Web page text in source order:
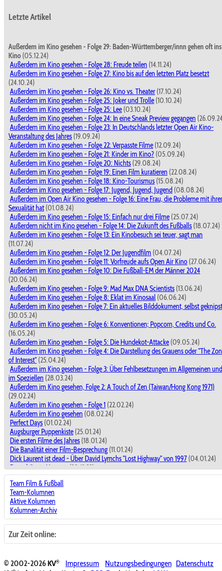
Letzte Artikel
Außerdem im Kino gesehen - Folge 29: Baden-Württemberger/innn gehen oft ins
Kino (05.12.24)
Außerdem im Kino gesehen - Folge 28: Freude teilen (14.11.24)
Außerdem im Kino gesehen - Folge 27: Kino bis auf den letzten Platz besetzt
(24.10.24)
Außerdem im Kino gesehen - Folge 26: Kino vs. Theater (17.10.24)
Außerdem im Kino gesehen - Folge 25: Joker und Trolle (10.10.24)
Außerdem im Kino gesehen - Folge 25: Lee (03.10.24)
Außerdem im Kino gesehen - Folge 24: In eine Sneak Preview gegangen
Außerdem im Kino gesehen - Folge 23: In Deutschlands letzter Open Air Kino-
Veranstaltung des Jahres (19.09.24)
Außerdem im Kino gesehen - Folge 22: Verpasste Filme (12.09.24)
Außerdem im Kino gesehen - Folge 21: Kinder im Kino? (05.09.24)
Außerdem im Kino gesehen - Folge 20: Nichts (29.08.24)
Außerdem im Kino gesehen - Folge 19: Einen Film kuratieren (22.08.24)
Außerdem im Kino gesehen - Folge 18: Kino-Tourismus (15.08.24)
Außerdem im Kino gesehen - Folge 17: Jugend, Jugend, Jugend (08.08.24)
Außerdem im Open Air Kino gesehen - Folge 16: Eine Frau, die Probleme mit ihrer
Sexualität hat (01.08.24)
Außerdem im Kino gesehen - Folge 15: Einfach nur drei Filme (25.07.24)
Außerdem nicht im Kino gesehen - Folge 14: Die Zukunft des Fußballs (18.07.24)
Außerdem im Kino gesehen - Folge 13: Ein Kinobesuch sei teuer, sagt man
(11.07.24)
Außerdem im Kino gesehen - Folge 12: Der Jugendfilm (04.07.24)
Außerdem im Kino gesehen - Folge 11: Vorfreude aufs Open Air Kino (27.06.24)
Außerdem im Kino gesehen - Folge 10: Die Fußball-EM der Männer 2024
(20.06.24)
Außerdem im Kino gesehen - Folge 9: Mad Max DNA Scientists (13.06.24)
Außerdem im Kino gesehen - Folge 8: Eklat im Kinosaal (06.06.24)
Außerdem im Kino gesehen - Folge 7: Ein aktuelles Bilddokument, selbst geknipst
(30.05.24)
Außerdem im Kino gesehen - Folge 6: Konventionen; Popcorn, Credits und Co.
(16.05.24)
Außerdem im Kino gesehen - Folge 5: Die Hundekot-Attacke (09.05.24)
Außerdem im Kino gesehen - Folge 4: Die Darstellung des Grauens oder "The
of Interest" (25.04.24)
Außerdem im Kino gesehen - Folge 3: Über Fehlbesetzungen im Allgemeinen und
im Speziellen (28.03.24)
Außerdem im Kino gesehen, Folge 2: A Touch of Zen (Taiwan/Hong Kong 1971)
(29.02.24)
Außerdem im Kino gesehen - Folge 1 (22.02.24)
Außerdem im Kino gesehen (08.02.24)
Perfect Days (01.02.24)
Augsburger Puppenkiste (25.01.24)
Die ersten Filme des Jahres (18.01.24)
Die Banalität einer Film-Besprechung (11.01.24)
Dick Laurent ist dead - Über David Lymchs "Lost Highway" von 1997 (04.01.24)
Der schönste Moment(28.12.23)
Dick Laurent ist dead - Über David Lymchs "Lost Highway" von 1997(28.12.23)
Filme miteinander vergleichen ?
The Marvels(14.12.23)
Kino macht der Leben schöner!
Nun, ja.(23.11.23)
Wie heißen die Fußballschuhe von Jesus?(16.11.23)
Achtung Baustelle! - In eigener Sache
Keine goldenen Jahre: Moonlight ...und Die Theorie von allem
Ekelfaktor Hund und der Animefilm
(19.10.23)
Team Film & Fußball
Team-Kolumnen
Aktive Kolumnen
Kolumnen-Archiv
Zur Zeit online:
© 2002-2026KV® Impressum Nutzungsbedingungen Datenschutz